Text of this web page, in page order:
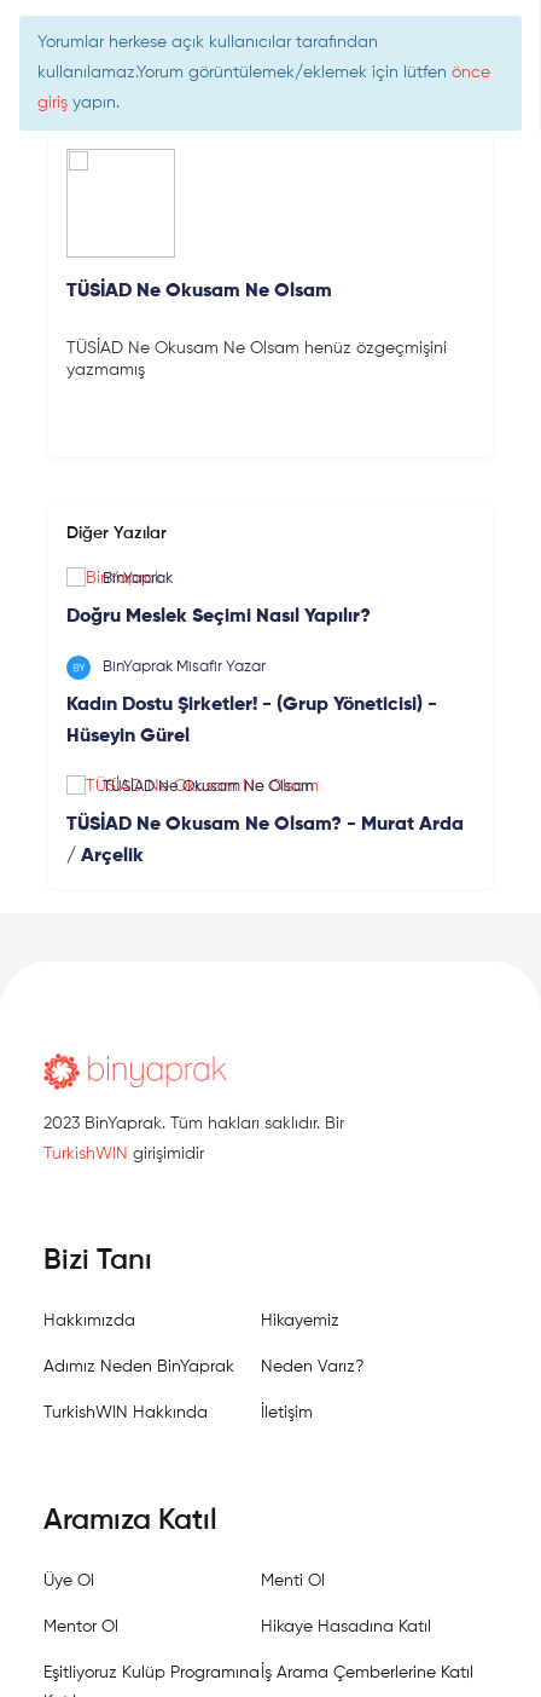
Yorumlar herkese açık kullanıcılar tarafından
kullanılamaz.Yorum görüntülemek/eklemek için lütfen önce
giriş yapın.
TÜSİAD Ne Okusam Ne Olsam
TÜSİAD Ne Okusam Ne Olsam henüz özgeçmişini
yazmamış
Diğer Yazılar
BinYaprak
Doğru Meslek Seçimi Nasıl Yapılır?
BinYaprak Misafir Yazar
Kadın Dostu Şirketler! - (Grup Yöneticisi) -
Hüseyin Gürel
TÜSİAD Ne Okusam Ne Olsam
TÜSİAD Ne Okusam Ne Olsam? - Murat Arda
/ Arçelik
2023 BinYaprak. Tüm hakları saklıdır. Bir
TurkishWIN girişimidir
Bizi Tanı
Hakkımızda Hikayemiz
Adımız Neden BinYaprak Neden Varız?
TurkishWIN Hakkında İletişim
Aramıza Katıl
Üye Ol Menti Ol
Mentor Ol Hikaye Hasadına Katıl
Eşitliyoruz Kulüp Programına İş Arama Çemberlerine Katıl